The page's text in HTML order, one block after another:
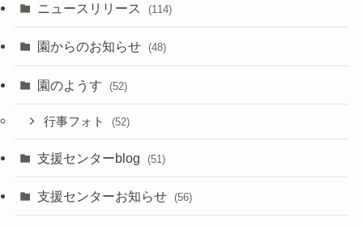
ニュースリリース (114)
園からのお知らせ (48)
園のようす (52)
行事フォト (52)
支援センターblog (51)
支援センターお知らせ (56)